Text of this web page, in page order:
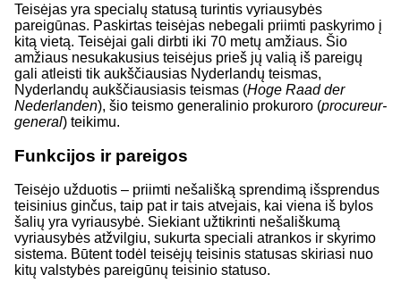
Teisėjas yra specialų statusą turintis vyriausybės
pareigūnas. Paskirtas teisėjas nebegali priimti paskyrimo į
kitą vietą. Teisėjai gali dirbti iki 70 metų amžiaus. Šio
amžiaus nesukakusius teisėjus prieš jų valią iš pareigų
gali atleisti tik aukščiausias Nyderlandų teismas,
Nyderlandų aukščiausiasis teismas (Hoge Raad der
Nederlanden), šio teismo generalinio prokuroro (procureur-
general) teikimu.
Funkcijos ir pareigos
Teisėjo užduotis – priimti nešališką sprendimą išsprendus
teisinius ginčus, taip pat ir tais atvejais, kai viena iš bylos
šalių yra vyriausybė. Siekiant užtikrinti nešališkumą
vyriausybės atžvilgiu, sukurta speciali atrankos ir skyrimo
sistema. Būtent todėl teisėjų teisinis statusas skiriasi nuo
kitų valstybės pareigūnų teisinio statuso.